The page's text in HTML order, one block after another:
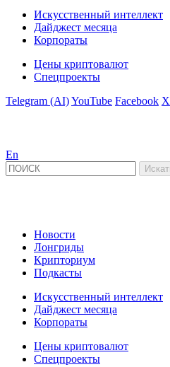
Искусственный интеллект
Дайджест месяца
Корпораты
Цены криптовалют
Спецпроекты
Telegram (AI)YouTube Facebook X
En
Новости
Лонгриды
Крипториум
Подкасты
Искусственный интеллект
Дайджест месяца
Корпораты
Цены криптовалют
Спецпроекты